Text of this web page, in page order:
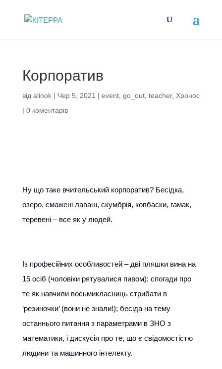
Корпоратив
від alinok| Чер 5, 2021 | event, go_out, teacher, Хронос
| 0 коментарів
Ну що таке вчительський корпоратив? Бесідка,
озеро, смажені лаваш, скумбрія, ковбаски, гамак,
теревені – все як у людей.
Із професійних особливостей – дві пляшки вина на
15 осіб (чоловіки рятувалися пивом); спогади про
те як навчили восьмикласниць стрибати в
‘резиночки’ (вони не знали!); бесіда на тему
останнього питання з параметрами в ЗНО з
математики, і дискусія про те, що є свідомостістю
людини та машинного інтелекту.